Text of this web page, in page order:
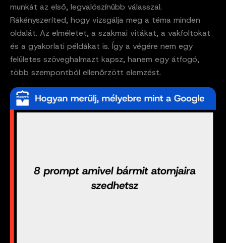
munkát az első, legvalószínűbb válasszal.
Rákényszeríted, hogy vizsgálja meg a téma minden
oldalát. Az elméletet, a szakmai vitákat, a vakfoltokat
és a gyakorlati példákat is. Így a végére nem egy
felületes szöveghalmazt kapsz, hanem egy átfogó,
több szempontból ellenőrzött elemzést.